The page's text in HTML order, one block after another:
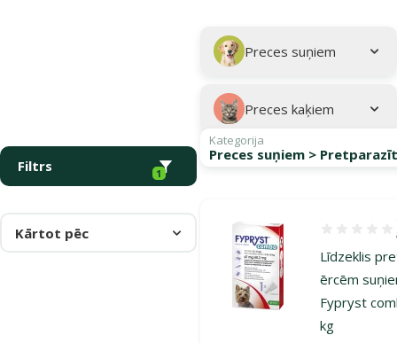
Apakškategorija
Preces suņiem
Preces kaķiem
Filtrs 1
Kategorija
Preces suņiem >
Kārtot pēc
Līdzeklis
ērcēm
Fypryst
kg